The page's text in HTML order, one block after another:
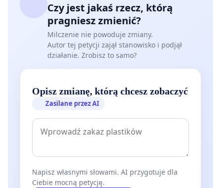
Czy jest jakaś rzecz, którą
pragniesz zmienić?
Milczenie nie powoduje zmiany.
Autor tej petycji zajął stanowisko i podjął
działanie. Zrobisz to samo?
Opisz zmianę, którą chcesz zobaczyć
Zasilane przez AI
Napisz własnymi słowami. AI przygotuje dla
Ciebie mocną petycję.